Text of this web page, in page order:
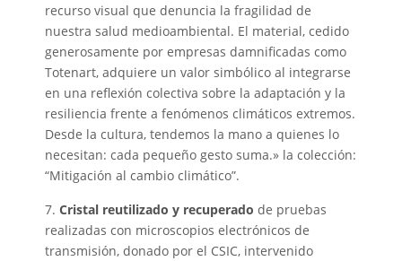
recurso visual que denuncia la fragilidad de
nuestra salud medioambiental. El material, cedido
generosamente por empresas damnificadas como
Totenart, adquiere un valor simbólico al integrarse
en una reflexión colectiva sobre la adaptación y la
resiliencia frente a fenómenos climáticos extremos.
Desde la cultura, tendemos la mano a quienes lo
necesitan: cada pequeño gesto suma.» la colección:
“Mitigación al cambio climático”.
7. Cristal reutilizado y recuperado de pruebas
realizadas con microscopios electrónicos de
transmisión, donado por el CSIC, intervenido